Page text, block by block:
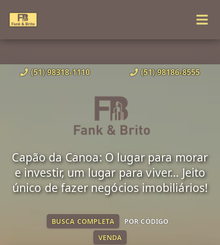
(51) 98318-1110 (51) 98186-8555
Capão da Canoa: O lugar para morar
e investir, um lugar para viver... Jeito
único de fazer negócios imobiliários!
VENDA
BUSCA COMPLETA POR CÓDIGO